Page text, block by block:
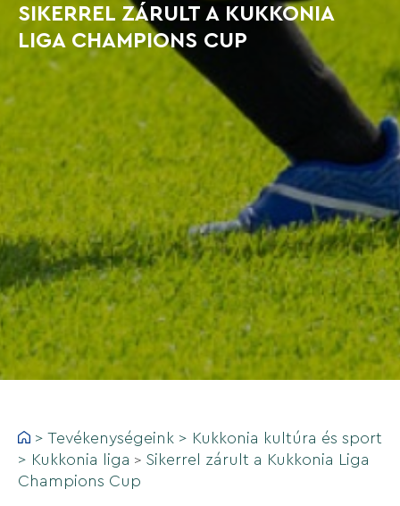
SIKERREL ZÁRULT A KUKKONIA
LIGA CHAMPIONS CUP
> Tevékenységeink > Kukkonia kultúra és sport
> Kukkonia liga > Sikerrel zárult a Kukkonia Liga
Champions Cup